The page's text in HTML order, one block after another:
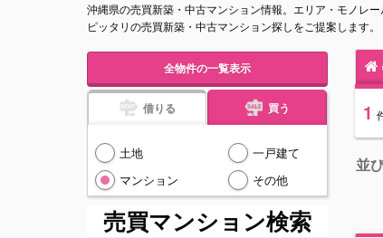
沖縄県の売買新築・中古マンション情報。エリア・モノレ
ピッタリの売買新築・中古マンション探しをご提案します。
全物件の一覧表示
借りる 買う
土地
一戸建て
マンション
その他
売買マンション検索
1
並